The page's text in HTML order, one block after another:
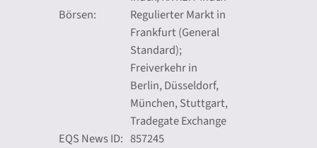
Börsen:
Regulierter Markt in
Frankfurt (General
Standard);
Freiverkehr in
Berlin, Düsseldorf,
München, Stuttgart,
Tradegate Exchange
EQS News ID: 857245